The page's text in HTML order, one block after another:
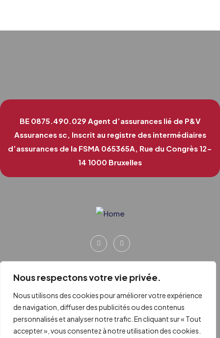
Nous respectons votre vie privée.
Nous utilisons des cookies pour améliorer votre expérience
de navigation, diffuser des publicités ou des contenus
personnalisés et analyser notre trafic. En cliquant sur « Tout
accepter », vous consentez à notre utilisation des cookies.
BE 0875.490.029 Agent d’assurances lié de P&V
Assurances sc, Inscrit au registre des intermédiaires
d’assurances de la FSMA 065365A, Rue du Congrès 12-
14 1000 Bruxelles